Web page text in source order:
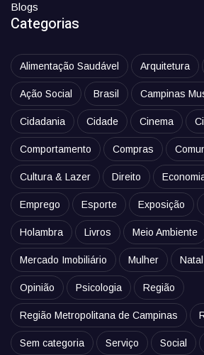
Blogs
Categorias
Alimentação Saudável Arquitetura
Ação Social Brasil Campinas
Cidadania Cidade Cinema
Comportamento Compras
Cultura & Lazer Direito
Emprego Esporte Exposição
Holambra Livros Meio Ambiente
Mercado Imobiliário Mulher Natal
Opinião Psicologia Região
Região Metropolitana de Campinas
Sem categoria Serviço Social